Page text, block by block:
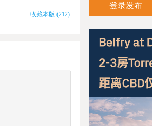
收藏本版 (212)
登录发布